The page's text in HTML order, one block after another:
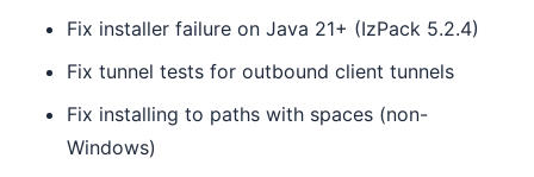
Fix installer failure on Java 21+ (IzPack 5.2.4)
Fix tunnel tests for outbound client tunnels
Fix installing to paths with spaces (non-
Windows)